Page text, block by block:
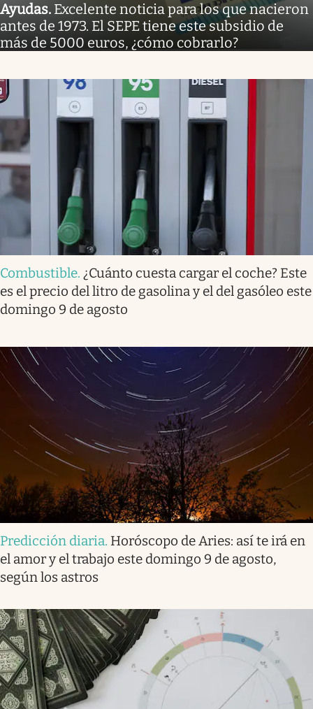
Ayudas. Excelente noticia para los que nacieron
antes de 1973. El SEPE tiene este subsidio de
más de 5000 euros, ¿cómo cobrarlo?
Combustible. ¿Cuánto cuesta cargar el coche? Este
es el precio del litro de gasolina y el del gasóleo este
domingo 9 de agosto
Predicción diaria. Horóscopo de Aries: así te irá en
el amor y el trabajo este domingo 9 de agosto,
según los astros